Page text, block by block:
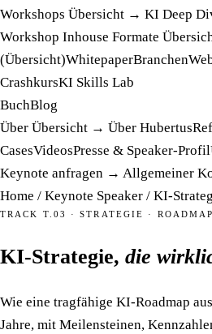
Workshops Übersicht → KI Deep
Workshop Inhouse Formate
(Übersicht)WhitepaperBranchen
CrashkursKI Skills Lab
BuchBlog
Über Übersicht → Über Hubertus
CasesVideosPresse & Speaker-Profil
Keynote anfragen → Allgemeiner
Home / Keynote Speaker / KI-
TRACK T.03 · STRATEGIE ·
KI-Strategie, die
Wie eine tragfähige KI-Roadmap
Jahre, mit Meilensteinen,